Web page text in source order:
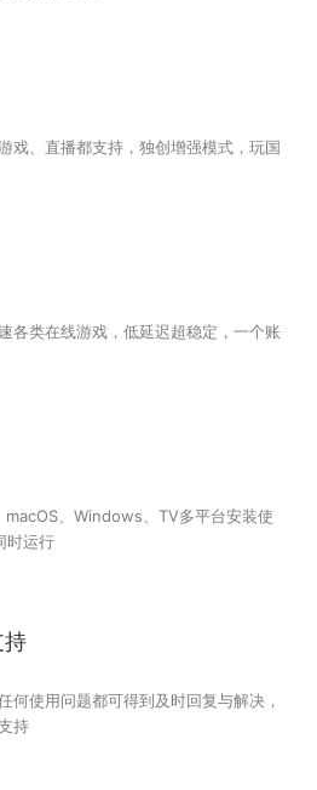
戏、直播都支持，独创增强模式，玩国
各类在线游戏，低延迟超稳定，一个账
、Windows、TV多平台安装使
时运行
持
何使用问题都可得到及时回复与解决，
持